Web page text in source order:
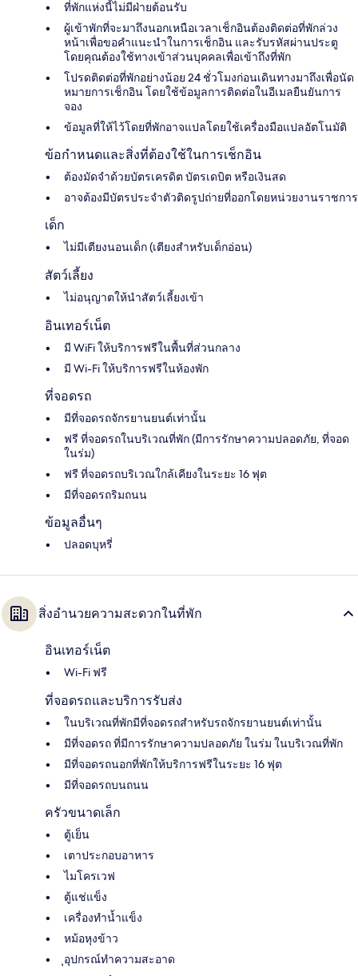
ที่พักแห่งนี้ไม่มีฝ่ายต้อนรับ
ผู้เข้าพักที่จะมาถึงนอกเหนือเวลาเช็กอินต้องติดต่อที่พักล่วง
หน้าเพื่อขอคำแนะนำในการเช็กอิน และรับรหัสผ่านประตู
โดยคุณต้องใช้ทางเข้าส่วนบุคคลเพื่อเข้าถึงที่พัก
โปรดติดต่อที่พักอย่างน้อย 24 ชั่วโมงก่อนเดินทางมาถึงเพื่อนัด
หมายการเช็กอิน โดยใช้ข้อมูลการติดต่อในอีเมลยืนยันการ
จอง
ข้อมูลที่ให้ไว้โดยที่พักอาจแปลโดยใช้เครื่องมือแปลอัตโนมัติ
ข้อกำหนดและสิ่งที่ต้องใช้ในการเช็กอิน
ต้องมัดจำด้วยบัตรเครดิต บัตรเดบิต หรือเงินสด
อาจต้องมีบัตรประจำตัวติดรูปถ่ายที่ออกโดยหน่วยงานราชการ
เด็ก
ไม่มีเตียงนอนเด็ก (เตียงสำหรับเด็กอ่อน)
สัตว์เลี้ยง
ไม่อนุญาตให้นำสัตว์เลี้ยงเข้า
อินเทอร์เน็ต
มี WiFi ให้บริการฟรีในพื้นที่ส่วนกลาง
มี Wi-Fi ให้บริการฟรีในห้องพัก
ที่จอดรถ
มีที่จอดรถจักรยานยนต์เท่านั้น
ฟรี ที่จอดรถในบริเวณที่พัก (มีการรักษาความปลอดภัย, ที่จอด
ในร่ม)
ฟรี ที่จอดรถบริเวณใกล้เคียงในระยะ 16 ฟุต
มีที่จอดรถริมถนน
ข้อมูลอื่นๆ
ปลอดบุหรี่
สิ่งอำนวยความสะดวกในที่พัก
อินเทอร์เน็ต
Wi-Fi ฟรี
ที่จอดรถและบริการรับส่ง
ในบริเวณที่พักมีที่จอดรถสำหรับรถจักรยานยนต์เท่านั้น
มีที่จอดรถ ที่มีการรักษาความปลอดภัย ในร่ม ในบริเวณที่พัก
มีที่จอดรถนอกที่พักให้บริการฟรีในระยะ 16 ฟุต
มีที่จอดรถบนถนน
ครัวขนาดเล็ก
ตู้เย็น
เตาประกอบอาหาร
ไมโครเวฟ
ตู้แช่แข็ง
เครื่องทำน้ำแข็ง
หม้อหุงข้าว
ุอุปกรณ์ทำความสะอาด